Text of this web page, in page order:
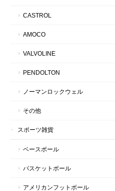
CASTROL
AMOCO
VALVOLINE
PENDOLTON
ノーマンロックウェル
その他
スポーツ雑貨
ベースボール
バスケットボール
アメリカンフットボール